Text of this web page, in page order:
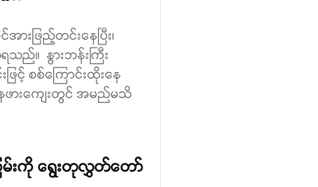
းဖြည့်တင်းနေပြီး၊
ည်။ နွားဘန်းကြီး
င့် စစ်ကြောင်းထိုးနေ
ဖားကျေးတွင် အမည်မသိ
းကို ရွေးတုလွှတ်တော်